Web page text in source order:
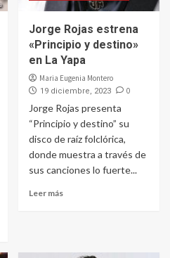
Jorge Rojas estrena
«Principio y destino»
en La Yapa
Maria Eugenia Montero
19 diciembre, 2023 0
Jorge Rojas presenta
“Principio y destino” su
disco de raíz folclórica,
donde muestra a través de
sus canciones lo fuerte...
Leer más